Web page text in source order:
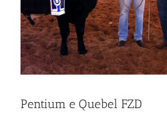
Pentium e Quebel FZD